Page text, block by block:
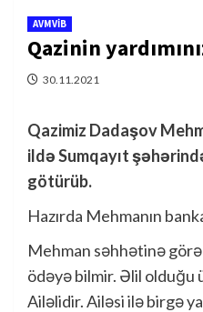
AVMVİB
Qazinin
30.11.2021
Qazimiz Dadaşov
ildə Sumqayıt
götürüb.
Hazırda Mehmanın
Mehman səhhətinə
ödəyə bilmir. Əlil olduğu
Ailəlidir. Ailəsi ilə birgə